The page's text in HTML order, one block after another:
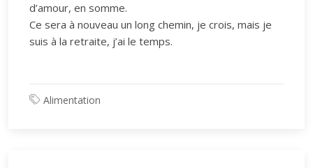
d’amour, en somme.
Ce sera à nouveau un long chemin, je crois, mais je
suis à la retraite, j’ai le temps.
Alimentation